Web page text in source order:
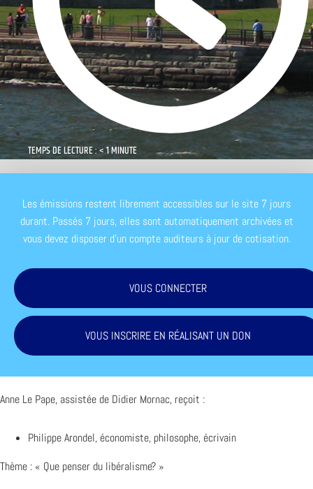
TEMPS DE LECTURE : < 1 MINUTE
Les émissions restent librement accessibles sur le site 7 jours
durant. Passés 7 jours, elles sont automatiquement archivées et
vous devez disposer d'un compte auditeurs à jour de cotisation.
VOUS CONNECTER
VOUS INSCRIRE EN RÉALISANT UN DON
Anne Le Pape, assistée de Didier Mornac, reçoit :
Philippe Arondel, économiste, philosophe, écrivain
Thème : « Que penser du libéralisme? »